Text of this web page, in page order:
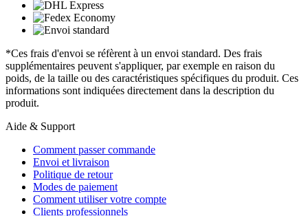
*Ces frais d'envoi se réfèrent à un envoi standard. Des frais
supplémentaires peuvent s'appliquer, par exemple en raison du
poids, de la taille ou des caractéristiques spécifiques du produit. Ces
informations sont indiquées directement dans la description du
produit.
Aide & Support
Comment passer commande
Envoi et livraison
Politique de retour
Modes de paiement
Comment utiliser votre compte
Clients professionnels